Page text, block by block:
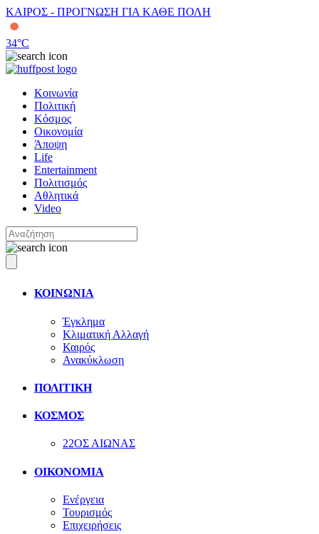
ΚΑΙΡΟΣ - ΠΡΟΓΝΩΣΗ ΓΙΑ ΚΑΘΕ ΠΟΛΗ
34°C
Κοινωνία
Πολιτική
Κόσμος
Οικονομία
Άποψη
Life
Entertainment
Πολιτισμός
Αθλητικά
Video
ΚΟΙΝΩΝΙΑ
Έγκλημα
Κλιματική Αλλαγή
Καιρός
Ανακύκλωση
ΠΟΛΙΤΙΚΗ
ΚΟΣΜΟΣ
22ΟΣ ΑΙΩΝΑΣ
ΟΙΚΟΝΟΜΙΑ
Ενέργεια
Τουρισμός
Επιχειρήσεις